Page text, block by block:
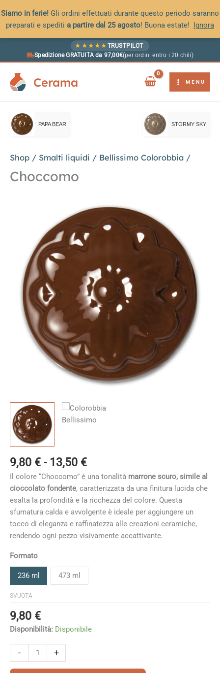
Siamo in ferie! Gli ordini effettuati durante questo periodo saranno
preparati e spediti a partire dal 25 agosto! Buona estate! Ignora
★ ★ ★ ★ ★ TRUSTPILOT
Spedizione GRATUITA da 97,00€(per ordini entro i 20 chili)
Cerama MENU
PAPA BEAR STORMY SKY
Shop / Smalti liquidi / Bellissimo Colorobbia /
Choccomo
9,80 € - 13,50 €Fascia
di
prezzo:
da
9,80 €
a
13,50 €
Il colore “Choccomo” è una tonalità marrone scuro, simile al
cioccolato fondente, caratterizzata da una finitura lucida che
esalta la profondità e la ricchezza del colore. Questa
sfumatura calda e avvolgente è ideale per aggiungere un
tocco di eleganza e raffinatezza alle creazioni ceramiche,
rendendo ogni pezzo visivamente accattivante.
Formato
236 ml 473 ml
SVUOTA
9,80 €
Disponibilità: Disponibile
-
Choccomo
quantità
+